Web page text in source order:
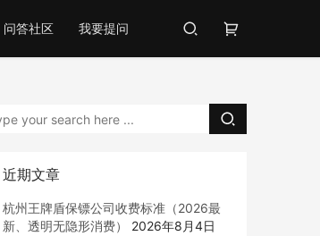
问答社区 我要提问
近期文章
杭州王牌盾保镖公司收费标准（2026最
新、透明无隐形消费）
2026年8月4日